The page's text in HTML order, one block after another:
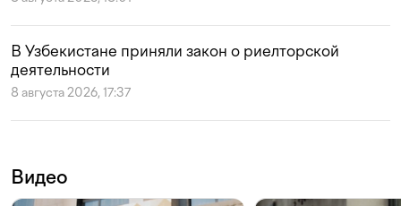
В Узбекистане приняли закон о риелторской
деятельности
8 августа 2026, 17:37
Видео